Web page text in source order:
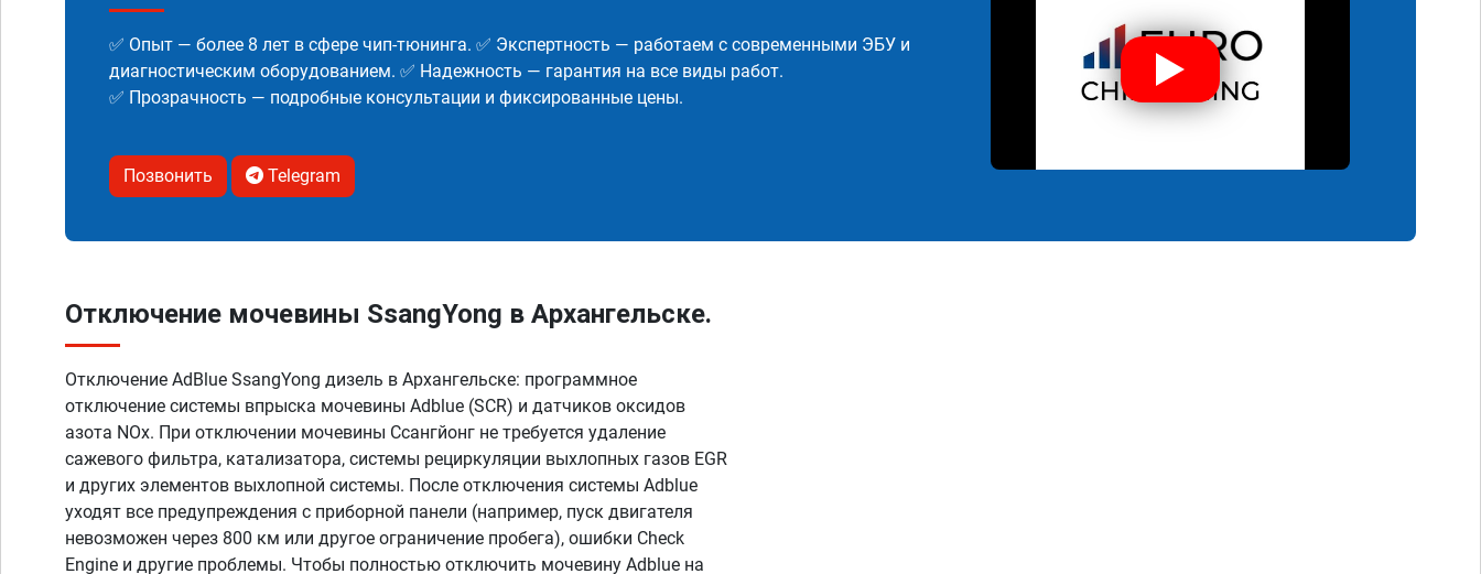
✅ Опыт — более 8 лет в сфере чип-тюнинга. ✅ Экспертность — работаем с современными ЭБУ и
диагностическим оборудованием. ✅ Надежность — гарантия на все виды работ.
✅ Прозрачность — подробные консультации и фиксированные цены.
Позвонить Telegram
Отключение мочевины SsangYong в Архангельске.
Отключение AdBlue SsangYong дизель в Архангельске: программное
отключение системы впрыска мочевины Adblue (SCR) и датчиков оксидов
азота NOx. При отключении мочевины Ссангйонг не требуется удаление
сажевого фильтра, катализатора, системы рециркуляции выхлопных газов EGR
и других элементов выхлопной системы. После отключения системы Adblue
уходят все предупреждения с приборной панели (например, пуск двигателя
невозможен через 800 км или другое ограничение пробега), ошибки Check
Engine и другие проблемы. Чтобы полностью отключить мочевину Adblue на